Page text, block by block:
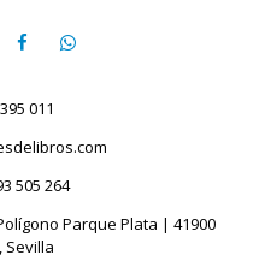
011
505 264
Parque Plata | 41900
Sevilla